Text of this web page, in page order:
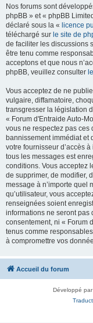
Nos forums sont
phpBB » et « phpBB
déclaré sous la « licence
téléchargé sur le site de
de faciliter les discussions
être tenu comme
acceptons et que nous
phpBB, veuillez consulter
Vous acceptez de ne
vulgaire, diffamatoire,
transgresser la législation
« Forum d'Entraide Auto-
vous ne respectez pas ces
bannissement immédiat et
votre fournisseur d’accès
tous les messages est
conditions. Vous acceptez
de supprimer, de modifier,
message à n’importe quel
qu’utilisateur, vous
renseignées soient
informations ne seront pas
consentement, ni « Forum
tenus comme
à compromettre vos
Accueil du forum
Développé par